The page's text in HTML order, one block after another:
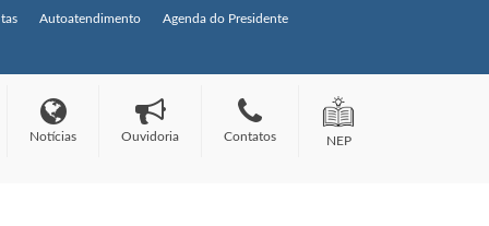
Autoatendimento Agenda do Presidente
Notícias Ouvidoria Contatos NEP